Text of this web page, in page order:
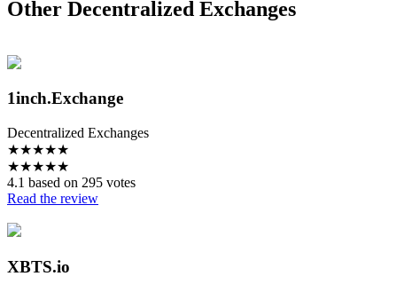
Other Decentralized Exchanges
1inch.Exchange
Decentralized Exchanges
★★★★★
★★★★★
4.1 based on 295 votes
Read the review
XBTS.io